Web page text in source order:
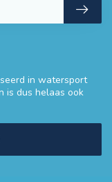
in watersport
is dus helaas ook